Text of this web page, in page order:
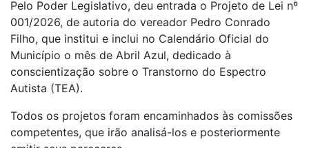
Pelo Poder Legislativo, deu entrada o Projeto de Lei nº
001/2026, de autoria do vereador Pedro Conrado
Filho, que institui e inclui no Calendário Oficial do
Município o mês de Abril Azul, dedicado à
conscientização sobre o Transtorno do Espectro
Autista (TEA).
Todos os projetos foram encaminhados às comissões
competentes, que irão analisá-los e posteriormente